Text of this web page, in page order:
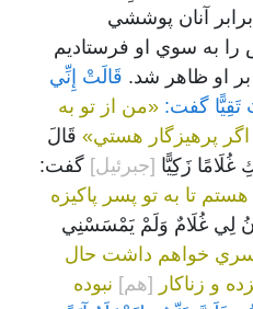
آنان پوششي
به سوي او فرستاديم
او ظاهر شد. قَالَتْ إِنِّي
تَقِيًّا گفت: «من از تو به
پرهيزگار هستي» قَالَ
غُلَامًا زَكِيًّا [جبرئيل] گفت:
تا به تو پسر پاکيزه
لِي غُلَامٌ وَلَمْ يَمْسَسْنِي
خواهم داشت حال
و زناکار
[هم] نبوده